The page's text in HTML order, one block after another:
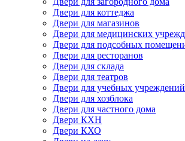
Двери для коттеджа
Двери для магазинов
Двери для медицинских
Двери для подсобных
Двери для ресторанов
Двери для склада
Двери для театров
Двери для учебных учреждений
Двери для хозблока
Двери для частного дома
Двери КХН
Двери КХО